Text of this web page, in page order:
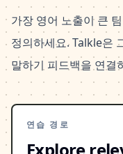
가장 영어 노출이 큰
정의하세요. Talkle은
말하기 피드백을 연결
연습 경로